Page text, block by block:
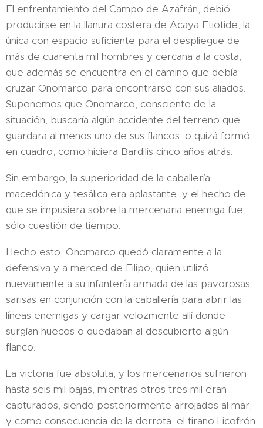
El enfrentamiento del Campo de Azafrán, debió
producirse en la llanura costera de Acaya Ftiotide, la
única con espacio suficiente para el despliegue de
más de cuarenta mil hombres y cercana a la costa,
que además se encuentra en el camino que debía
cruzar Onomarco para encontrarse con sus aliados.
Suponemos que Onomarco, consciente de la
situación, buscaría algún accidente del terreno que
guardara al menos uno de sus flancos, o quizá formó
en cuadro, como hiciera Bardilis cinco años atrás.
Sin embargo, la superioridad de la caballería
macedónica y tesálica era aplastante, y el hecho de
que se impusiera sobre la mercenaria enemiga fue
sólo cuestión de tiempo.
Hecho esto, Onomarco quedó claramente a la
defensiva y a merced de Filipo, quien utilizó
nuevamente a su infantería armada de las pavorosas
sarisas en conjunción con la caballería para abrir las
líneas enemigas y cargar velozmente allí donde
surgían huecos o quedaban al descubierto algún
flanco.
La victoria fue absoluta, y los mercenarios sufrieron
hasta seis mil bajas, mientras otros tres mil eran
capturados, siendo posteriormente arrojados al mar,
y como consecuencia de la derrota, el tirano Licofrón